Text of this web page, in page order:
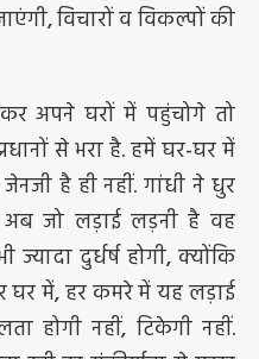
विचारों व विकल्पों की
अपने घरों में पहुंचोगे तो
से भरा है. हमें घर-घर में
है ही नहीं. गांधी ने धुर
जो लड़ाई लड़नी है वह
दुर्धर्ष होगी, क्योंकि
घर में, हर कमरे में यह लड़ाई
होगी नहीं, टिकेगी नहीं.